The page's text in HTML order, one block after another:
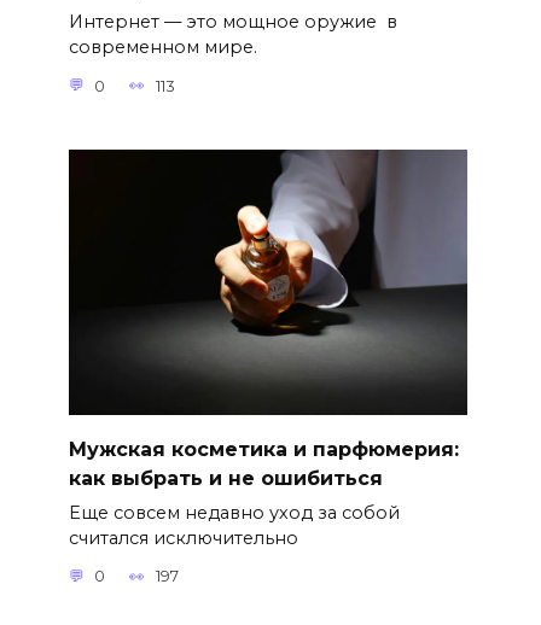
Интернет — это мощное оружие в
современном мире.
0 113
Мужская косметика и парфюмерия:
как выбрать и не ошибиться
Еще совсем недавно уход за собой
считался исключительно
0 197